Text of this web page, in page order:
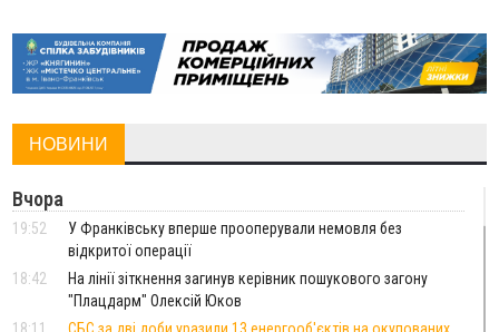
НОВИНИ
Вчора
19:52
У Франківську вперше прооперували немовля без
відкритої операції
18:42
На лінії зіткнення загинув керівник пошукового загону
"Плацдарм" Олексій Юков
18:11
СБС за дві доби уразили 13 енергооб'єктів на окупованих